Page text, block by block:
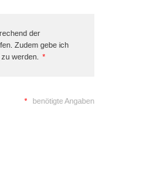
der
Zudem gebe ich
werden.
*
* benötigte Angaben